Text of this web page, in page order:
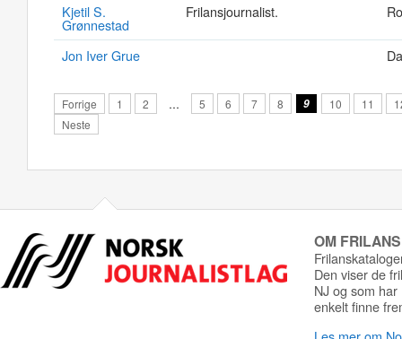
Kjetil S.
Grønnestad
Frilansjournalist.
Jon Iver Grue
Forrige 1 2 … 5 6 7 8 9 10 11
Neste
OM
Den viser de
NJ og som
enkelt finne